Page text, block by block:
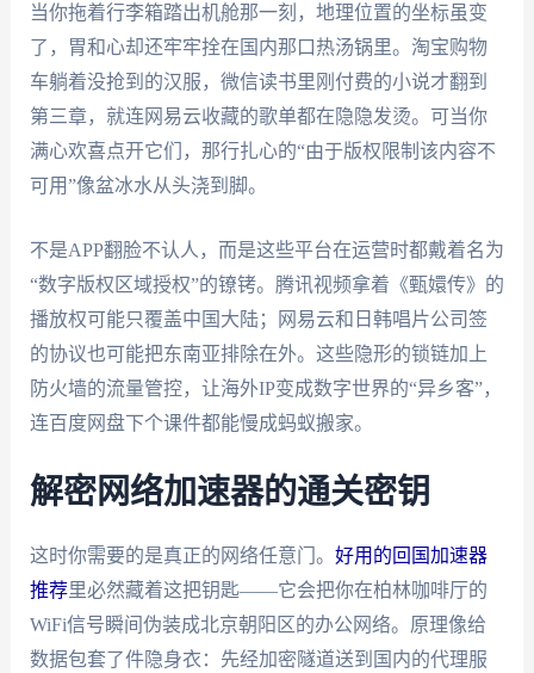
当你拖着行李箱踏出机舱那一刻，地理位置的坐标虽变
了，胃和心却还牢牢拴在国内那口热汤锅里。淘宝购物
车躺着没抢到的汉服，微信读书里刚付费的小说才翻到
第三章，就连网易云收藏的歌单都在隐隐发烫。可当你
满心欢喜点开它们，那行扎心的“由于版权限制该内容不
可用”像盆冰水从头浇到脚。
不是APP翻脸不认人，而是这些平台在运营时都戴着名为
“数字版权区域授权”的镣铐。腾讯视频拿着《甄嬛传》的
播放权可能只覆盖中国大陆；网易云和日韩唱片公司签
的协议也可能把东南亚排除在外。这些隐形的锁链加上
防火墙的流量管控，让海外IP变成数字世界的“异乡客”，
连百度网盘下个课件都能慢成蚂蚁搬家。
解密网络加速器的通关密钥
这时你需要的是真正的网络任意门。 好用的回国加速器
推荐里必然藏着这把钥匙——它会把你在柏林咖啡厅的
WiFi信号瞬间伪装成北京朝阳区的办公网络。原理像给
数据包套了件隐身衣：先经加密隧道送到国内的代理服